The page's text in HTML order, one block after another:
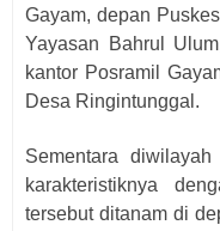
Gayam, depan
Yayasan Bahrul
kantor Posramil
Desa Ringintunggal.
Sementara
karakteristiknya
tersebut ditanam di